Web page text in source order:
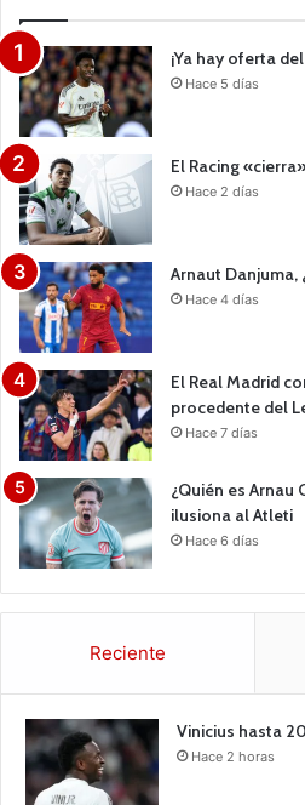
¡Ya hay oferta
Hace 5 días
El Racing
Hace 2 días
Arnaut Danjuma,
Hace 4 días
El Real Madrid
procedente del
Hace 7 días
¿Quién es Arnau
ilusiona al Atleti
Hace 6 días
Reciente
Vinicius hasta
Hace 2 horas